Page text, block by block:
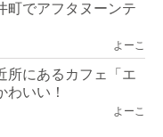
町でアフタヌーンテ
よーこ
所にあるカフェ「エ
わいい！
よーこ